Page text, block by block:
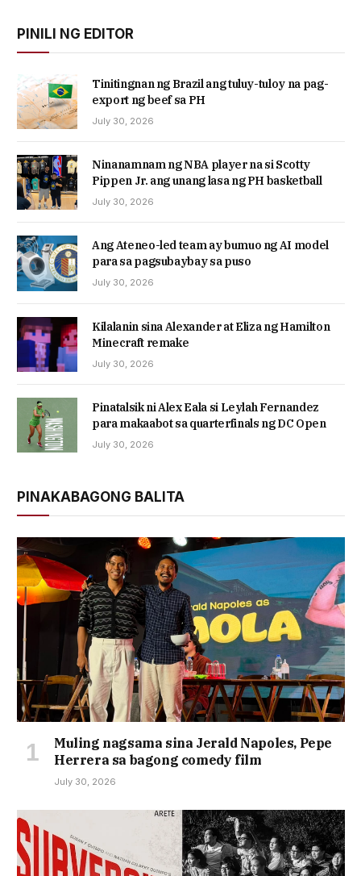
PINILI NG EDITOR
Tinitingnan ng Brazil ang tuluy-tuloy na pag-
export ng beef sa PH
July 30, 2026
Ninanamnam ng NBA player na si Scotty
Pippen Jr. ang unang lasa ng PH basketball
July 30, 2026
Ang Ateneo-led team ay bumuo ng AI model
para sa pagsubaybay sa puso
July 30, 2026
Kilalanin sina Alexander at Eliza ng Hamilton
Minecraft remake
July 30, 2026
Pinatalsik ni Alex Eala si Leylah Fernandez
para makaabot sa quarterfinals ng DC Open
July 30, 2026
PINAKABAGONG BALITA
Muling nagsama sina Jerald Napoles, Pepe
Herrera sa bagong comedy film
July 30, 2026